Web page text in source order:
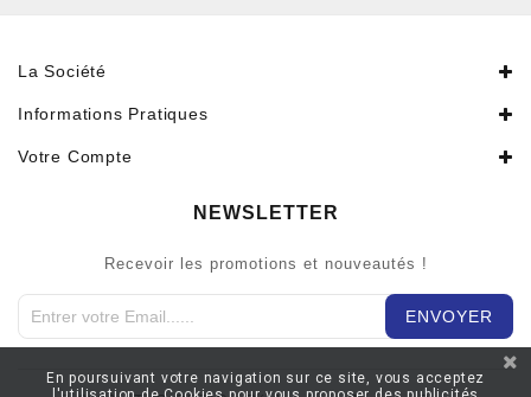
La Société
Informations Pratiques
Votre Compte
NEWSLETTER
Recevoir les promotions et nouveautés !
En poursuivant votre navigation sur ce site, vous acceptez